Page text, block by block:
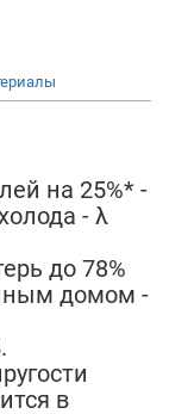
на 25%* -
- λ
до 78%
домом -
в